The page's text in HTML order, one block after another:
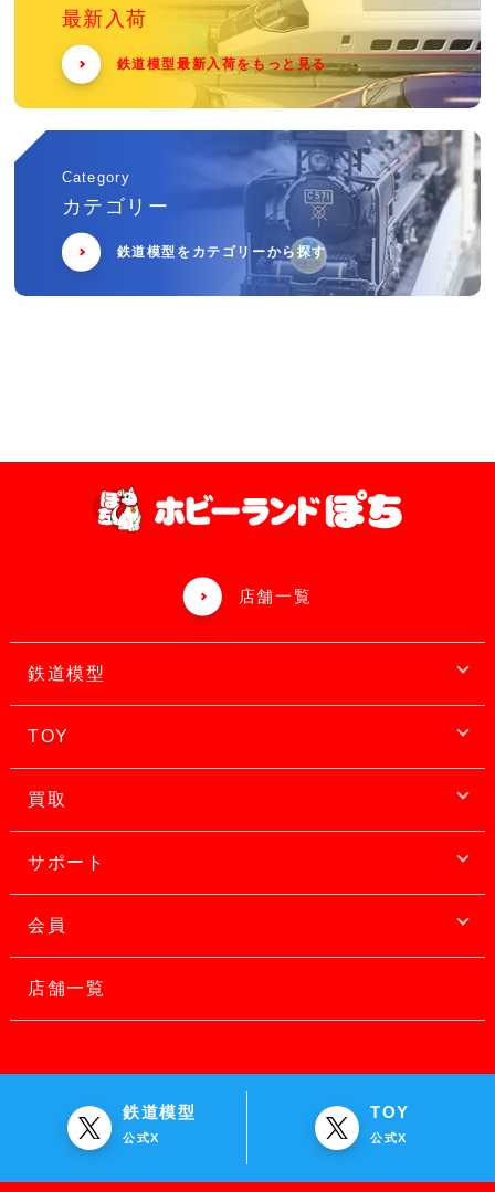
最新入荷
鉄道模型最新入荷をもっと見る
Category
カテゴリー
鉄道模型をカテゴリーから探す
店舗一覧
鉄道模型
TOY
買取
サポート
会員
店舗一覧
鉄道模型
公式X
TOY
公式X